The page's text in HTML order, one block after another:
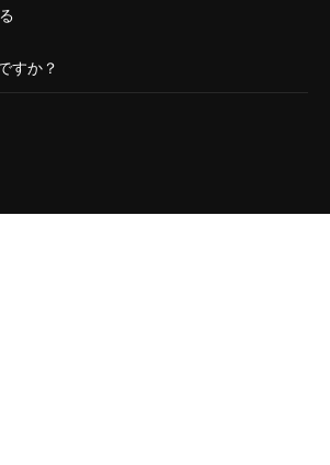
すか？